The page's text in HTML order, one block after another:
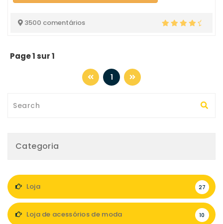
3500 comentários
Page 1 sur 1
1
Categoria
Loja 27
Loja de acessórios de moda 10